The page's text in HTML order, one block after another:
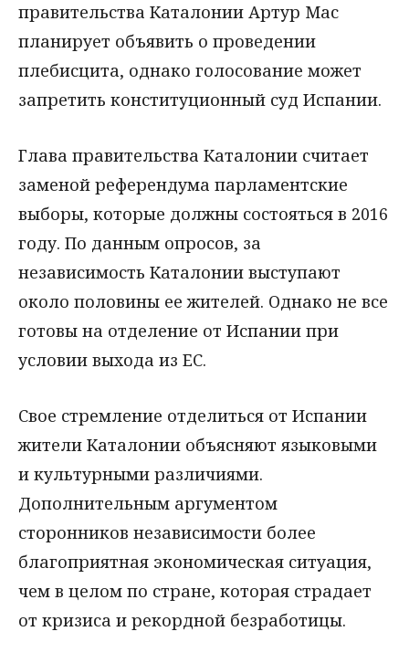
правительства Каталонии Артур Мас
планирует объявить о проведении
плебисцита, однако голосование может
запретить конституционный суд Испании.
Глава правительства Каталонии считает
заменой референдума парламентские
выборы, которые должны состояться в 2016
году. По данным опросов, за
независимость Каталонии выступают
около половины ее жителей. Однако не все
готовы на отделение от Испании при
условии выхода из ЕС.
Свое стремление отделиться от Испании
жители Каталонии объясняют языковыми
и культурными различиями.
Дополнительным аргументом
сторонников независимости более
благоприятная экономическая ситуация,
чем в целом по стране, которая страдает
от кризиса и рекордной безработицы.